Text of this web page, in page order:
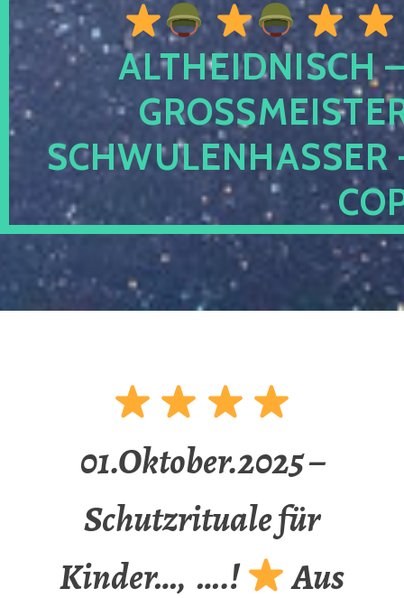
ALTHEIDNISCH
CHWULENHASSER
01.Oktober.2025 –
Schutzrituale für
Kinder…, ….!
Aus